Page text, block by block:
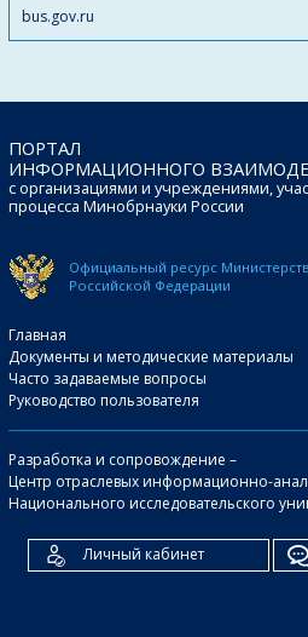
bus.gov.ru
ПОРТАЛ
ИНФОРМАЦИОННОГО
с организациями и учреждениями,
процесса Минобрнауки России
Официальный ресурс
Российской Федерации
Главная
Документы и методические материалы
Часто задаваемые вопросы
Руководство пользователя
Разработка и сопровождение –
Центр отраслевых информационно-
Национального исследовательского
Личный кабинет